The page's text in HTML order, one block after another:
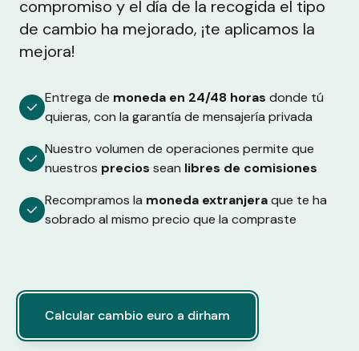
compromiso y el día de la recogida el tipo
de cambio ha mejorado, ¡te aplicamos la
mejora!
Entrega de moneda en 24/48 horas donde tú
quieras, con la garantía de mensajería privada
Nuestro volumen de operaciones permite que
nuestros precios sean libres de comisiones
Recompramos la moneda extranjeraque te ha
sobrado al mismo precio que la compraste
Calcular cambio euro a dirham
Calcular cambio euro a dirham